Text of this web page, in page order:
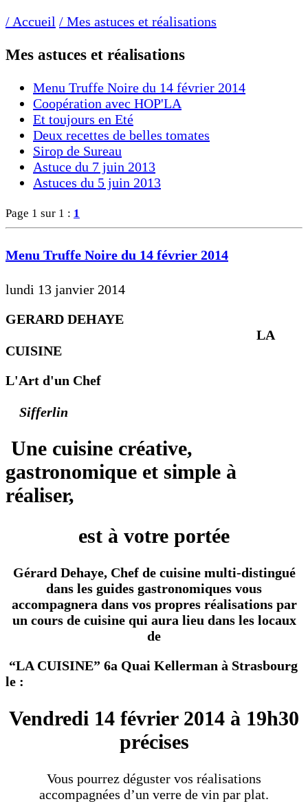
/ Accueil / Mes astuces et réalisations
Mes astuces et réalisations
Menu Truffe Noire du 14 février 2014
Coopération avec HOP'LA
Et toujours en Eté
Deux recettes de belles tomates
Sirop de Sureau
Astuce du 7 juin 2013
Astuces du 5 juin 2013
Page 1 sur 1 : 1
Menu Truffe Noire du 14 février 2014
lundi 13 janvier 2014
GERARD DEHAYE
LA
CUISINE
L'Art d'un Chef
Sifferlin
Une cuisine créative,
gastronomique et simple à
réaliser,
est à votre portée
Gérard Dehaye, Chef de cuisine multi-distingué
dans les guides gastronomiques vous
accompagnera dans vos propres réalisations par
un cours de cuisine qui aura lieu dans les locaux
de
“LA CUISINE” 6a Quai Kellerman à Strasbourg
le :
Vendredi 14 février 2014 à 19h30
précises
Vous pourrez déguster vos réalisations
accompagnées d’un verre de vin par plat.